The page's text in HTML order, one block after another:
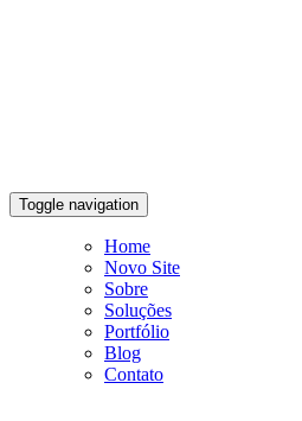
Toggle navigation
Home
Novo Site
Sobre
Soluções
Portfólio
Blog
Contato